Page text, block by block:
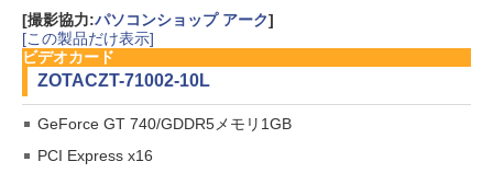
[撮影協力:パソコンショップ アーク]
[この製品だけ表示]
ビデオカード
ZOTACZT-71002-10L
GeForce GT 740/GDDR5メモリ1GB
PCI Express x16